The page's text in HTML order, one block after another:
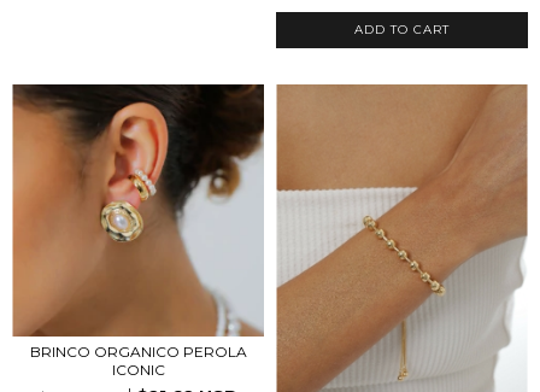
ADD TO CART
BRINCO ORGANICO PEROLA
ICONIC